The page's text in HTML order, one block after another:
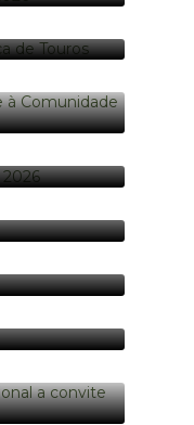
2026